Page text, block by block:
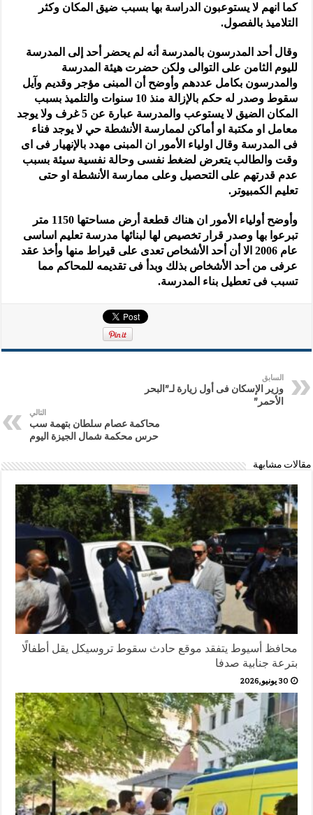
كما انهم لا يستوعبون الدراسة بها بسبب ضيق المكان وكثر
التلاميذ بالفصول.
وقال أحد المدرسون بالمدرسة أنه لم يحضر أحد إلى المدرسة
لليوم الثامن على التوالى ولكن حضرت هيئة المدرسة
والمدرسون بكامل عددهم وأوضح أن المبنى مؤجر وقديم وآيل
سقوط وصدر له حكم بالإزالة منذ 10 سنوات والتلميذ بسبب
المكان الضيق لا يستوعب والمدرسة عبارة عن 5 غرف ولا يوجد
معامل او مكتبة او أماكن لممارسة الأنشطة حي لا يوجد فناء
فى المدرسة وقال اولياء الأمور ان المبنى مهدد بالإنهيار فى اى
وقت والطالب يتعرض لضغط نفسى وحالة نفسية سيئة بسبب
عدم قدرتهم على التحصيل وعلى ممارسة الأنشطة او حتى
تعليم الكمبيوتر.
وأوضح أولياء الأمور ان هناك قطعة أرض مساحتها 1150 متر
تبرعوا بها وصدر قرار تخصيص لها لبنائها مدرسة تعليم اساسى
عام 2006 الا أن أحد الأشخاص تعدى على قيراط منها وأخذ عقد
عرفى من أحد الأشخاص بذلك وبدأ فى تقديمه للمحاكم مما
تسبب فى تعطيل بناء المدرسة.
السابق
وزير الإسكان فى أول زيارة لـ”البحر
الأحمر”
التالي
محاكمة عصام سلطان بتهمة سب
حرس محكمة شمال الجيزة اليوم
مقالات مشابهة
محافظ أسيوط يتفقد موقع حادث سقوط تروسيكل يقل أطفالًا
بترعة جنابية صدفا
30 يونيو,2026